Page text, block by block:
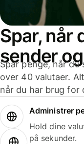
Spar, når
sender
Spar penge, når
over 40 valutaer.
når du har brug for
Administrer
Hold dine
på sekunder.